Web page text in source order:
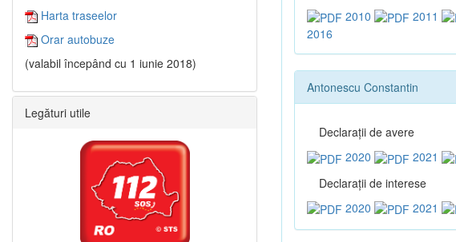
2010
2011
2016
Antonescu Constantin
Declaraţii de avere
2020
2021
Declaraţii de interese
2020
2021
Harta traseelor
Orar autobuze
(valabil începând cu 1 iunie 2018)
Legături utile